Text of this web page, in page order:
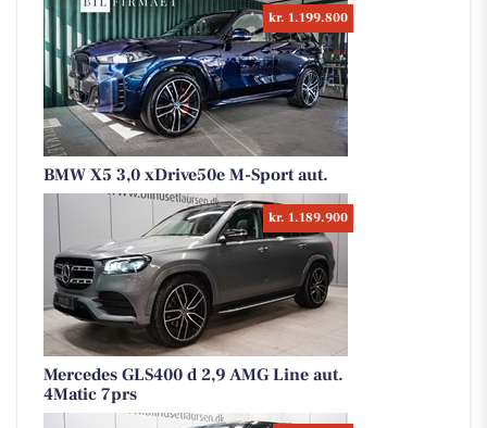
kr. 1.199.800
BMW X5 3,0 xDrive50e M-Sport aut.
kr. 1.189.900
Mercedes GLS400 d 2,9 AMG Line aut.
4Matic 7prs